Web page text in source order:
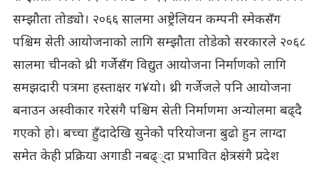
सम्झौता तोड्यो। २०६६ सालमा अष्ट्रेलियन कम्पनी स्मेकसँग
पश्चिम सेती आयोजनाको लागि सम्झौता तोडेको सरकारले २०६८
सालमा चीनको थ्री गर्जेसँग विद्युत आयोजना निर्माणको लागि
समझदारी पत्रमा हस्ताक्षर ग¥यो। थ्री गर्जेजले पनि आयोजना
बनाउन अस्वीकार गरेसंगै पश्चिम सेती निर्माणमा अन्योलमा बढ्दै
गएको हो। बच्चा हुँदादेखि सुनेकोे परियोजना बुढो हुन लाग्दा
समेत केही प्रक्रिया अगाडी नबढ््दा प्रभावित क्षेत्रसंगै प्रदेश